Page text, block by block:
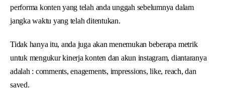
performa konten yang telah anda unggah sebelumnya dalam
jangka waktu yang telah ditentukan.
Tidak hanya itu, anda juga akan menemukan beberapa metrik
untuk mengukur kinerja konten dan akun instagram, diantaranya
adalah : comments, enagements, impressions, like, reach, dan
saved.